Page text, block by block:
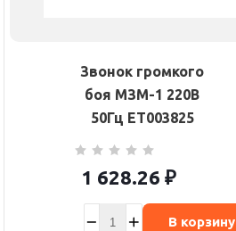
Звонок громкого
боя МЗМ-1 220В
50Гц ET003825
1 628.26 ₽
В корзину